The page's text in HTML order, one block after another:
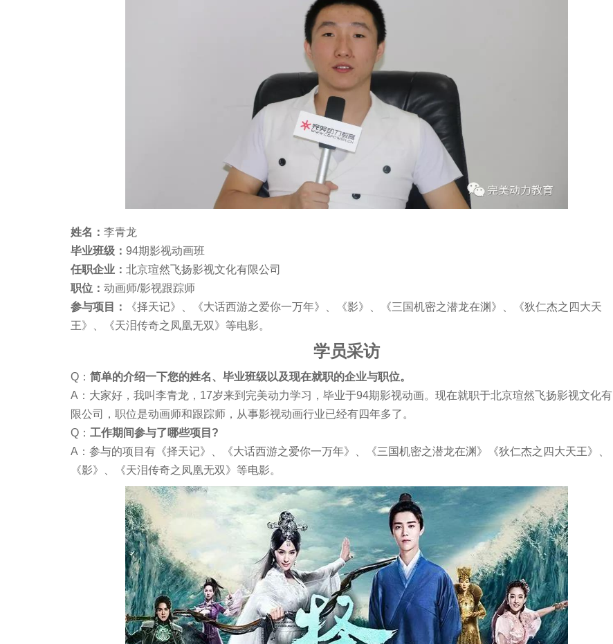
姓名： 李青龙
毕业班级： 94期影视动画班
任职企业： 北京瑄然飞扬影视文化有限公司
职位： 动画师/影视跟踪师
参与项目：
《择天记》、《大话西游之爱你一万年》、《影》、《三国机密之潜龙在渊》、《狄仁杰之四大天
王》、《天泪传奇之凤凰无双》等电影。
学员采访
Q： 简单的介绍一下您的姓名、毕业班级以及现在就职的企业与职位。
A：大家好，我叫李青龙，17岁来到完美动力学习，毕业于94期影视动画。现在就职于北京瑄然飞扬影视文化有
限公司，职位是动画师和跟踪师，从事影视动画行业已经有四年多了。
Q： 工作期间参与了哪些项目?
A：参与的项目有《择天记》、《大话西游之爱你一万年》、《三国机密之潜龙在渊》《狄仁杰之四大天王》、
《影》、《天泪传奇之凤凰无双》等电影。